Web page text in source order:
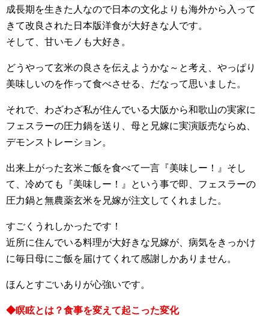
成長期を生きた人なので日本の文化よりも海外から入って
きて改良された日本版洋食が大好きな人です。
そして、甘いモノも大好き。
どうやって玄米の良さを伝えようかな～と考え、やっぱり
美味しいのを作って食べさせる、だなって思いました。
それで、わざわざ私が住んでいる大阪から和歌山の実家に
フェスラーの圧力鍋を送り、母と兄嫁に実演販売ならぬ、
デモンストレーション。
出来上がった玄米ご飯を食べて一言『美味しー！』そし
て、冷めても『美味しー！』という事で即、フェスラーの
圧力鍋と無農薬玄米を兄嫁が注文してくれました。
すごくうれしかったです！
近所に住んでいる料理が大好きな兄嫁が、病気をきっかけ
に毎日母にご飯を届けてくれて感謝しかありません。
ほんとすごいありが心強いです。
◆瞑眩とは？食事を変えて起こった変化